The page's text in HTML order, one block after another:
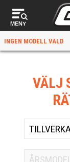
MENY
INGEN MODELL VALD
VÄLJ